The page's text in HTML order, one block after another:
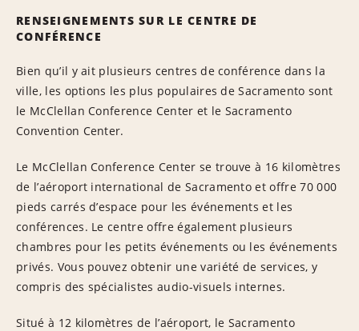
RENSEIGNEMENTS SUR LE CENTRE DE
CONFÉRENCE
Bien qu’il y ait plusieurs centres de conférence dans la
ville, les options les plus populaires de Sacramento sont
le McClellan Conference Center et le Sacramento
Convention Center.
Le McClellan Conference Center se trouve à 16 kilomètres
de l’aéroport international de Sacramento et offre 70 000
pieds carrés d’espace pour les événements et les
conférences. Le centre offre également plusieurs
chambres pour les petits événements ou les événements
privés. Vous pouvez obtenir une variété de services, y
compris des spécialistes audio-visuels internes.
Situé à 12 kilomètres de l’aéroport, le Sacramento